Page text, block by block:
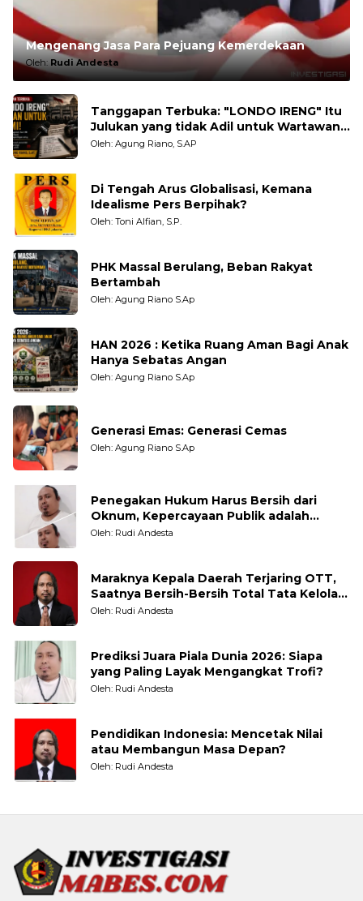
Mengenang Jasa Para Pejuang Kemerdekaan
Oleh:Rudi Andesta
Tanggapan Terbuka: "LONDO IRENG" Itu
Julukan yang tidak Adil untuk Wartawan,
Pengamat dan LSM
Oleh: Agung Riano, S.AP
Di Tengah Arus Globalisasi, Kemana
Idealisme Pers Berpihak?
Oleh: Toni Alfian, S.P.
PHK Massal Berulang, Beban Rakyat
Bertambah
Oleh: Agung Riano S.Ap
HAN 2026 : Ketika Ruang Aman Bagi Anak
Hanya Sebatas Angan
Oleh: Agung Riano S.Ap
Generasi Emas: Generasi Cemas
Oleh: Agung Riano S.Ap
Penegakan Hukum Harus Bersih dari
Oknum, Kepercayaan Publik adalah
Taruhannya
Oleh: Rudi Andesta
Maraknya Kepala Daerah Terjaring OTT,
Saatnya Bersih-Bersih Total Tata Kelola
Pemerintahan
Oleh: Rudi Andesta
Prediksi Juara Piala Dunia 2026: Siapa
yang Paling Layak Mengangkat Trofi?
Oleh: Rudi Andesta
Pendidikan Indonesia: Mencetak Nilai
atau Membangun Masa Depan?
Oleh: Rudi Andesta